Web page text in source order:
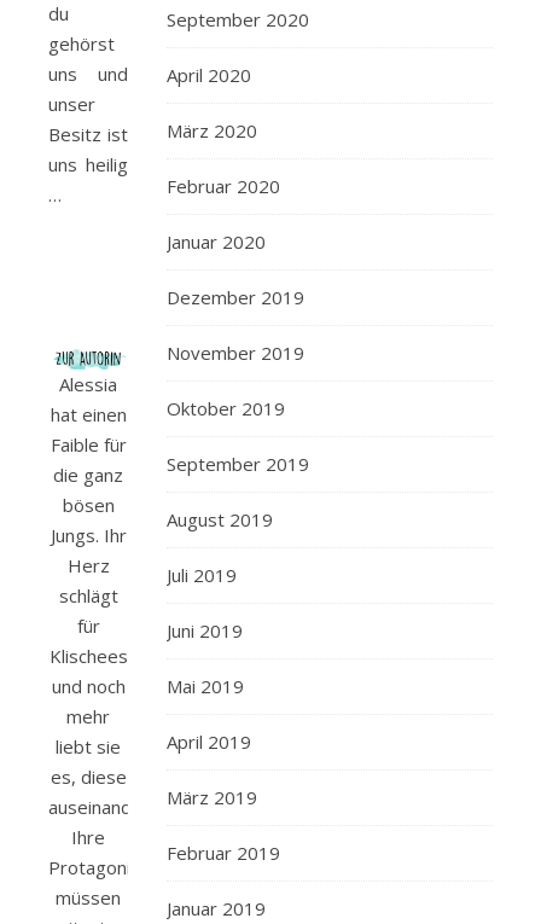
du
gehörst
uns und
unser
Besitz ist
uns heilig
…
Alessia
hat einen
Faible für
die ganz
bösen
Jungs. Ihr
Herz
schlägt
für
Klischees
und noch
mehr
liebt sie
es, diese
auseinanderzunehmen.
Ihre
Protagonisten
müssen
September 2020
April 2020
März 2020
Februar 2020
Januar 2020
Dezember 2019
November 2019
Oktober 2019
September 2019
August 2019
Juli 2019
Juni 2019
Mai 2019
April 2019
März 2019
Februar 2019
Januar 2019